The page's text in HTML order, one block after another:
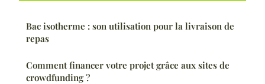
Bac isotherme : son utilisation pour la livraison de
repas
Comment financer votre projet grâce aux sites de
crowdfunding ?